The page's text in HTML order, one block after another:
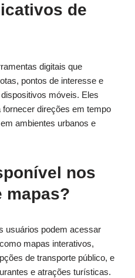
de
digitais que
pontos de interesse e
móveis. Eles
direções em tempo
ambientes urbanos e
nos
mapas?
usuários podem acessar
mapas interativos,
de transporte público, e
e atrações turísticas.